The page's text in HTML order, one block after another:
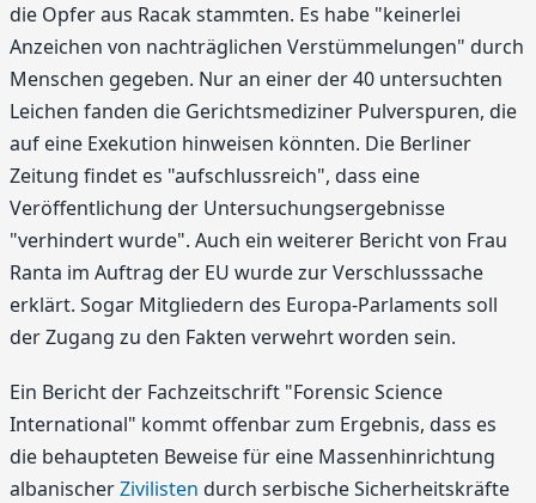
die Opfer aus Racak stammten. Es habe "keinerlei
Anzeichen von nachträglichen Verstümmelungen" durch
Menschen gegeben. Nur an einer der 40 untersuchten
Leichen fanden die Gerichtsmediziner Pulverspuren, die
auf eine Exekution hinweisen könnten. Die Berliner
Zeitung findet es "aufschlussreich", dass eine
Veröffentlichung der Untersuchungsergebnisse
"verhindert wurde". Auch ein weiterer Bericht von Frau
Ranta im Auftrag der EU wurde zur Verschlusssache
erklärt. Sogar Mitgliedern des Europa-Parlaments soll
der Zugang zu den Fakten verwehrt worden sein.
Ein Bericht der Fachzeitschrift "Forensic Science
International" kommt offenbar zum Ergebnis, dass es
die behaupteten Beweise für eine Massenhinrichtung
albanischerZivilisten durch serbische Sicherheitskräfte